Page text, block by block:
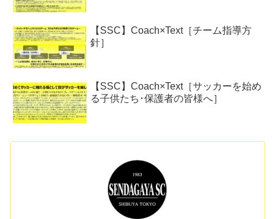
【SSC】Coach×Text［チーム指導方
針］
【SSC】Coach×Text［サッカーを始め
る子供たち･保護者の皆様へ］